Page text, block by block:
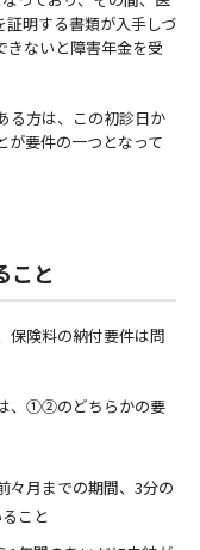
明する書類が入手しづ
きないと障害年金を受
る方は、この初診日か
が要件の一つとなって
こと
保険料の納付要件は問
、①②のどちらかの要
々月までの期間、3分の
こと